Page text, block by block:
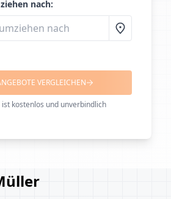
nach:
VERGLEICHEN
kostenlos und unverbindlich